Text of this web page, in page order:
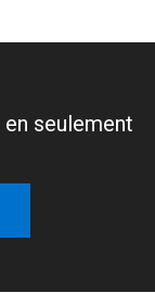
seulement